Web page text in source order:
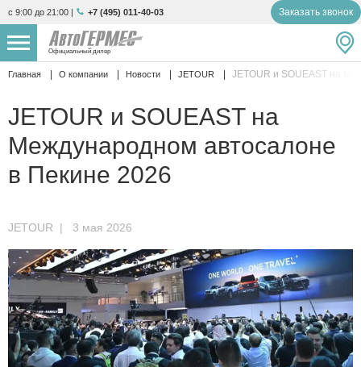
с 9:00 до 21:00 | +7 (495) 011-40-03 Заказать звонок
Официальный дилер
НОВЫЕ АВТОМОБИЛИ 4759 авто
С ПРОБЕГОМ 848 авто
СЕРВИС
АКЦИИ
О КОМПАНИИ
КОНТАКТЫ
Избранное
Главная О компании Новости JETOUR JETOUR и SOUEAST на
JETOUR и SOUEAST на
Международном автосалоне
в Пекине 2026
JETOUR | 3 мая 2026